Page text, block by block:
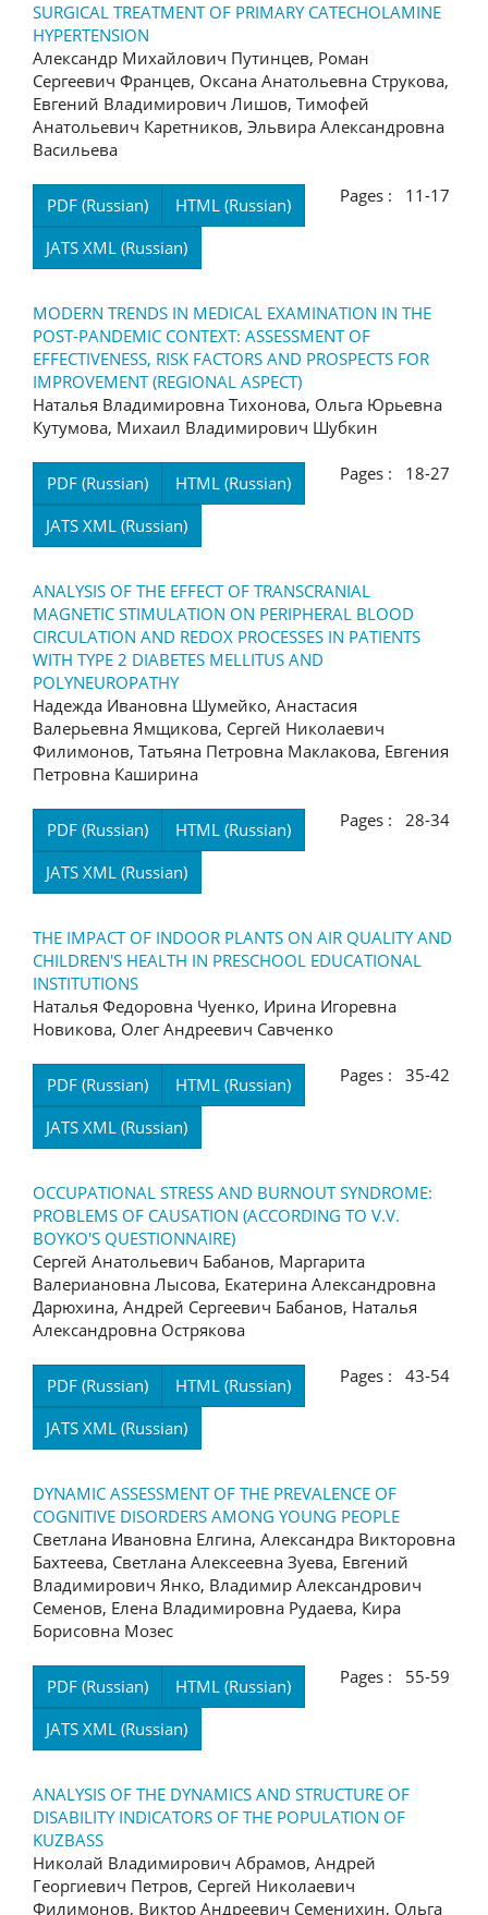
SURGICAL TREATMENT OF PRIMARY CATECHOLAMINE
HYPERTENSION
Александр Михайлович Путинцев, Роман
Сергеевич Францев, Оксана Анатольевна Струкова,
Евгений Владимирович Лишов, Тимофей
Анатольевич Каретников, Эльвира Александровна
Васильева
PDF (Russian)
HTML (Russian)
JATS XML (Russian)
Pages : 11-17
MODERN TRENDS IN MEDICAL EXAMINATION IN THE
POST-PANDEMIC CONTEXT: ASSESSMENT OF
EFFECTIVENESS, RISK FACTORS AND PROSPECTS FOR
IMPROVEMENT (REGIONAL ASPECT)
Наталья Владимировна Тихонова, Ольга Юрьевна
Кутумова, Михаил Владимирович Шубкин
PDF (Russian)
HTML (Russian)
JATS XML (Russian)
Pages : 18-27
ANALYSIS OF THE EFFECT OF TRANSCRANIAL
MAGNETIC STIMULATION ON PERIPHERAL BLOOD
CIRCULATION AND REDOX PROCESSES IN PATIENTS
WITH TYPE 2 DIABETES MELLITUS AND
POLYNEUROPATHY
Надежда Ивановна Шумейко, Анастасия
Валерьевна Ямщикова, Сергей Николаевич
Филимонов, Татьяна Петровна Маклакова, Евгения
Петровна Каширина
PDF (Russian)
HTML (Russian)
JATS XML (Russian)
Pages : 28-34
THE IMPACT OF INDOOR PLANTS ON AIR QUALITY AND
CHILDREN'S HEALTH IN PRESCHOOL EDUCATIONAL
INSTITUTIONS
Наталья Федоровна Чуенко, Ирина Игоревна
Новикова, Олег Андреевич Савченко
PDF (Russian)
HTML (Russian)
JATS XML (Russian)
Pages : 35-42
OCCUPATIONAL STRESS AND BURNOUT SYNDROME:
PROBLEMS OF CAUSATION (ACCORDING TO V.V.
BOYKO'S QUESTIONNAIRE)
Сергей Анатольевич Бабанов, Маргарита
Валериановна Лысова, Екатерина Александровна
Дарюхина, Андрей Сергеевич Бабанов, Наталья
Александровна Острякова
PDF (Russian)
HTML (Russian)
JATS XML (Russian)
Pages : 43-54
DYNAMIC ASSESSMENT OF THE PREVALENCE OF
COGNITIVE DISORDERS AMONG YOUNG PEOPLE
Светлана Ивановна Елгина, Александра Викторовна
Бахтеева, Светлана Алексеевна Зуева, Евгений
Владимирович Янко, Владимир Александрович
Семенов, Елена Владимировна Рудаева, Кира
Борисовна Мозес
PDF (Russian)
HTML (Russian)
JATS XML (Russian)
Pages : 55-59
ANALYSIS OF THE DYNAMICS AND STRUCTURE OF
DISABILITY INDICATORS OF THE POPULATION OF
KUZBASS
Николай Владимирович Абрамов, Андрей
Георгиевич Петров, Сергей Николаевич
Филимонов, Виктор Андреевич Семенихин, Ольга